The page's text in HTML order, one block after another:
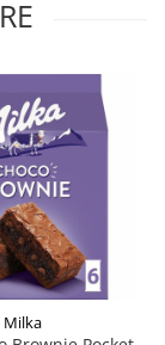
Milka